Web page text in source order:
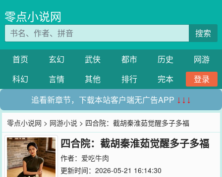
零点小说网
搜索
首页 玄幻 武侠 都市 历史
网游
科幻
言情 其他 排行 完本
登录
追看新章节，下载本站客户端无广告APP ↓↓↓
零点小说网 > 网游小说 > 四合院：截胡秦淮茹觉醒多子多福
四合院：截胡秦淮茹觉醒多子多福
作者： 爱吃牛肉
更新时间：2026-05-21 16:14:30